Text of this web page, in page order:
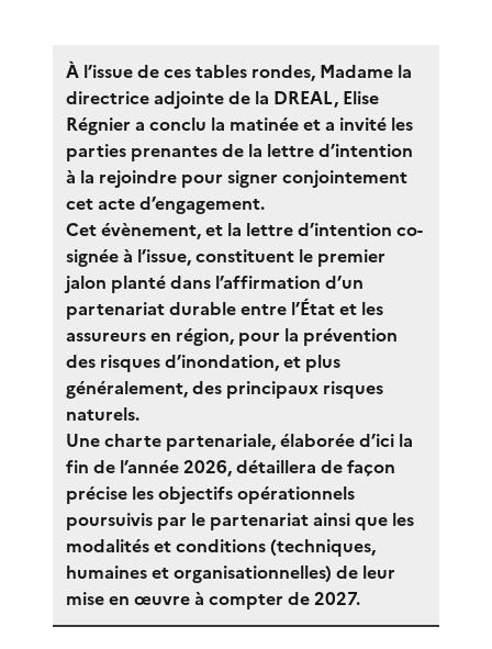
À l’issue de ces tables rondes, Madame la
directrice adjointe de la DREAL, Elise
Régnier a conclu la matinée et a invité les
parties prenantes de la lettre d’intention
à la rejoindre pour signer conjointement
cet acte d’engagement.
Cet évènement, et la lettre d’intention co-
signée à l’issue, constituent le premier
jalon planté dans l’affirmation d’un
partenariat durable entre l’État et les
assureurs en région, pour la prévention
des risques d’inondation, et plus
généralement, des principaux risques
naturels.
Une charte partenariale, élaborée d’ici la
fin de l’année 2026, détaillera de façon
précise les objectifs opérationnels
poursuivis par le partenariat ainsi que les
modalités et conditions (techniques,
humaines et organisationnelles) de leur
mise en œuvre à compter de 2027.